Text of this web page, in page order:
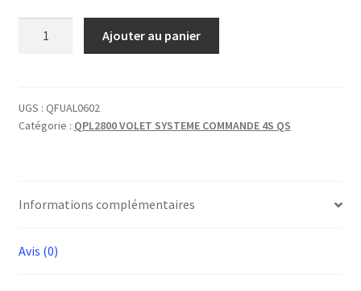
MOTEUR
VOLET
Ajouter au panier
UGS : QFUAL0602
Catégorie : QPL2800 VOLET SYSTEME COMMANDE 4S QS
Informations complémentaires
Avis (0)